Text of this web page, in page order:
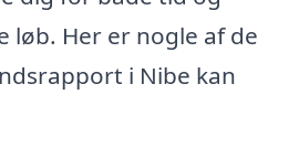
løb. Her er nogle af de
i Nibe kan